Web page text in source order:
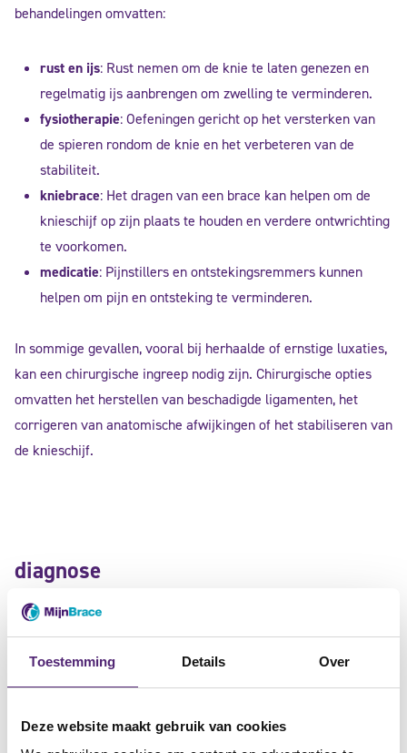
Toestemming Details Over
Deze website maakt gebruik van cookies
behandelingen omvatten:
rust en ijs: Rust nemen om de knie te laten genezen en
regelmatig ijs aanbrengen om zwelling te verminderen.
fysiotherapie: Oefeningen gericht op het versterken van
de spieren rondom de knie en het verbeteren van de
stabiliteit.
kniebrace: Het dragen van een brace kan helpen om de
knieschijf op zijn plaats te houden en verdere ontwrichting
te voorkomen.
medicatie: Pijnstillers en ontstekingsremmers kunnen
helpen om pijn en ontsteking te verminderen.
In sommige gevallen, vooral bij herhaalde of ernstige luxaties,
kan een chirurgische ingreep nodig zijn. Chirurgische opties
omvatten het herstellen van beschadigde ligamenten, het
corrigeren van anatomische afwijkingen of het stabiliseren van
de knieschijf.
diagnose
De diagnose van patella luxatie begint met een lichamelijk
onderzoek waarbij de arts de knie beoordeelt op zwelling, pijn
en mogelijke misvormingen. Beeldvormende tests zoals
röntgenfoto’s, MRI of CT-scans kunnen worden gebruikt om de